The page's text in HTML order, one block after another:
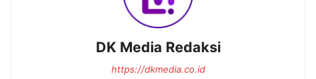
DK Media Redaksi
https://dkmedia.co.id